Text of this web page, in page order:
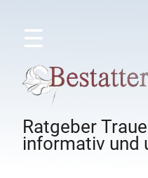
☰
Ratgeber
informativ und